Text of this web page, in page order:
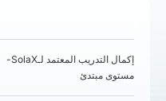
إكمال التدريب المعتمد لـSolaX-
مستوى مبتدئ